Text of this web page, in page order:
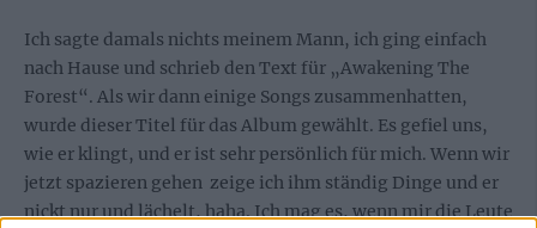
Ich sagte damals nichts meinem Mann, ich ging einfach
nach Hause und schrieb den Text für „Awakening The
Forest“. Als wir dann einige Songs zusammenhatten,
wurde dieser Titel für das Album gewählt. Es gefiel uns,
wie er klingt, und er ist sehr persönlich für mich. Wenn wir
jetzt spazieren gehen zeige ich ihm ständig Dinge und er
nickt nur und lächelt, haha. Ich mag es, wenn mir die Leute